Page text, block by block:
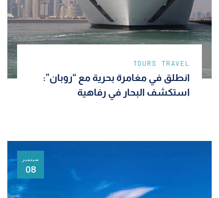
TOURS TRAVEL
انطلق في مغامرة بحرية مع “روبان”:
استكشف البحار في رفاهية
سبتمبر
08